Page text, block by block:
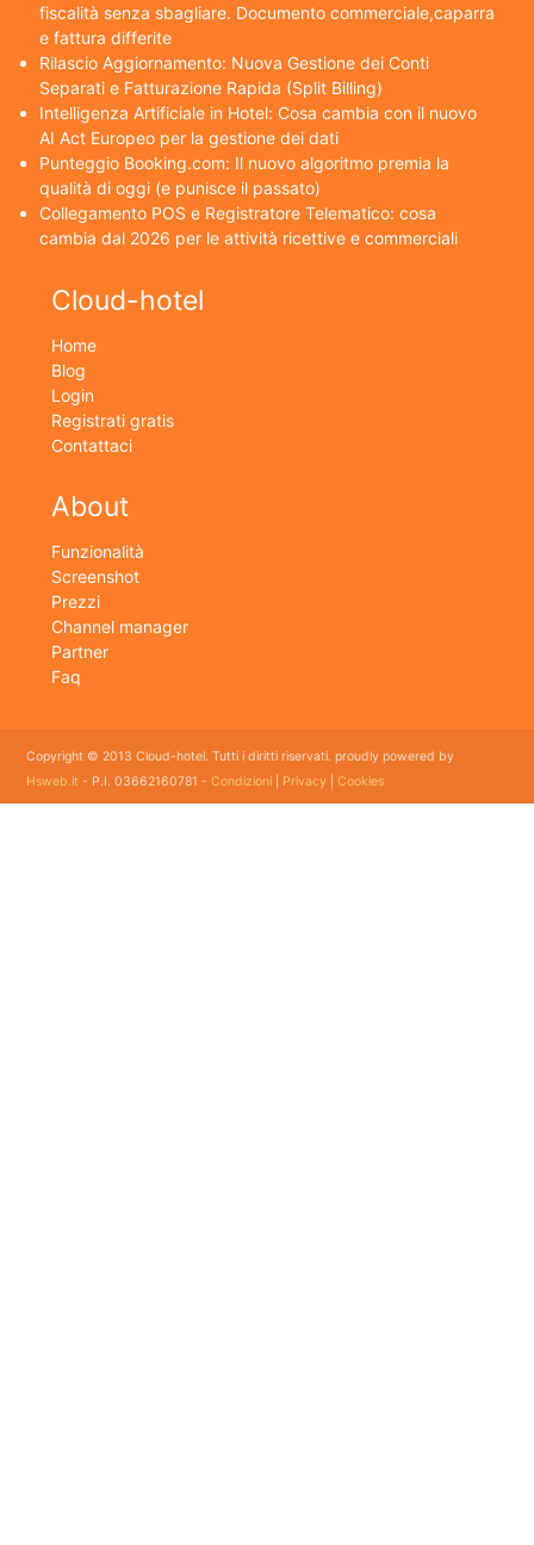
fiscalità senza sbagliare. Documento commerciale,caparra
e fattura differite
Rilascio Aggiornamento: Nuova Gestione dei Conti
Separati e Fatturazione Rapida (Split Billing)
Intelligenza Artificiale in Hotel: Cosa cambia con il nuovo
AI Act Europeo per la gestione dei dati
Punteggio Booking.com: Il nuovo algoritmo premia la
qualità di oggi (e punisce il passato)
Collegamento POS e Registratore Telematico: cosa
cambia dal 2026 per le attività ricettive e commerciali
Cloud-hotel
Home
Blog
Login
Registrati gratis
Contattaci
About
Funzionalità
Screenshot
Prezzi
Channel manager
Partner
Faq
Copyright © 2013 Cloud-hotel. Tutti i diritti riservati. proudly powered by
Hsweb.it - P.I. 03662160781 -Condizioni Privacy |Cookies